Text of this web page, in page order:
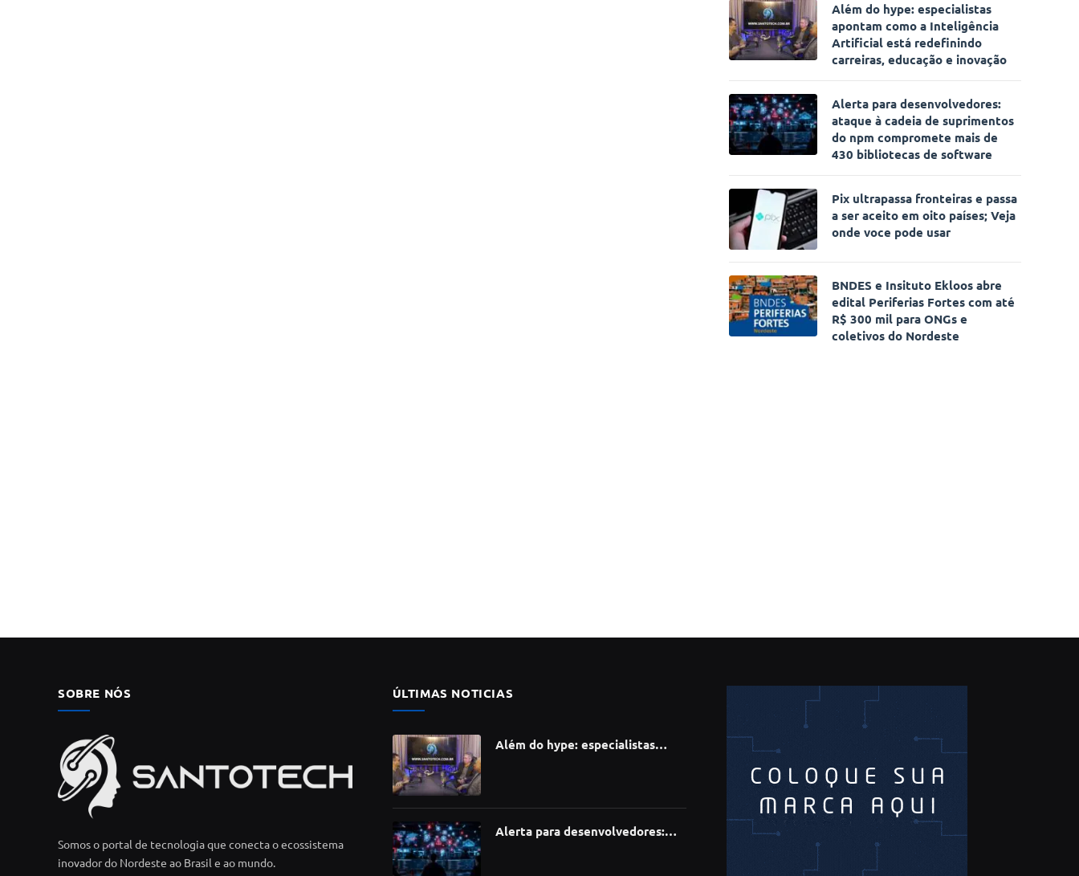
Além do hype: especialistas
apontam como a Inteligência
Artificial está redefinindo
carreiras, educação e inovação
Alerta para desenvolvedores:
ataque à cadeia de suprimentos
do npm compromete mais de
430 bibliotecas de software
Pix ultrapassa fronteiras e passa
a ser aceito em oito países; Veja
onde voce pode usar
BNDES e Insituto Ekloos abre
edital Periferias Fortes com até
R$ 300 mil para ONGs e
coletivos do Nordeste
SOBRE NÓS
Somos o portal de tecnologia que conecta o ecossistema
inovador do Nordeste ao Brasil e ao mundo.
ÚLTIMAS NOTICIAS
Além do hype: especialistas
Alerta para desenvolvedores: